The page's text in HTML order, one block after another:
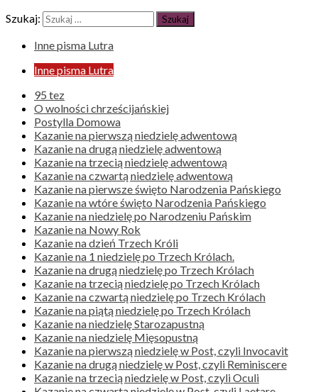
Szukaj:
Inne pisma Lutra
Inne pisma Lutra
95 tez
O wolności chrześcijańskiej
Postylla Domowa
Kazanie na pierwszą niedzielę adwentową
Kazanie na drugą niedzielę adwentową
Kazanie na trzecią niedzielę adwentową
Kazanie na czwartą niedzielę adwentową
Kazanie na pierwsze święto Narodzenia Pańskiego
Kazanie na wtóre święto Narodzenia Pańskiego
Kazanie na niedzielę po Narodzeniu Pańskim
Kazanie na Nowy Rok
Kazanie na dzień Trzech Króli
Kazanie na 1 niedzielę po Trzech Królach.
Kazanie na drugą niedzielę po Trzech Królach
Kazanie na trzecią niedzielę po Trzech Królach
Kazanie na czwartą niedzielę po Trzech Królach
Kazanie na piątą niedzielę po Trzech Królach
Kazanie na niedzielę Starozapustną
Kazanie na niedzielę Mięsopustną
Kazanie na pierwszą niedzielę w Post, czyli Invocavit
Kazanie na drugą niedzielę w Post, czyli Reminiscere
Kazanie na trzecią niedzielę w Post, czyli Oculi